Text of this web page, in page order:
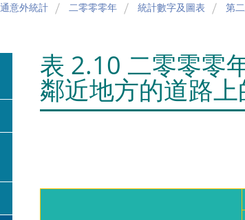
意外統計 二零零零年 統計數字及圖表 第
表 2.10 二零零零
鄰近地方的道路